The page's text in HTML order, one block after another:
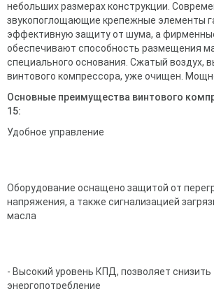
небольших размерах конструкции.
звукопоглощающие крепежные элементы
эффективную защиту от шума, а
обеспечивают способность размещения
специального основания. Сжатый воздух,
винтового компрессора, уже очищен.
Основные преимущества винтового
15:
Удобное управление
Оборудование оснащено защитой от
напряжения, а также сигнализацией
масла
- Высокий уровень КПД, позволяет снизить
энергопотребление